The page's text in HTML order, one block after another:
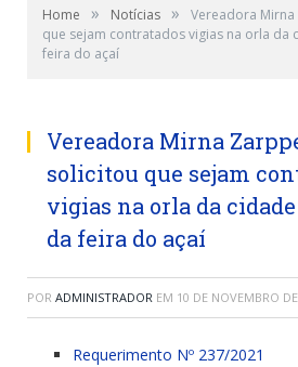
Home » Notícias »
Vereadora
que sejam contratados vigias na orla da
feira do açaí
Vereadora Mirna
solicitou que sejam
vigias na orla da
da feira do açaí
POR ADMINISTRADOR EM 10 DE NOVEMBRO
Requerimento Nº 237/2021